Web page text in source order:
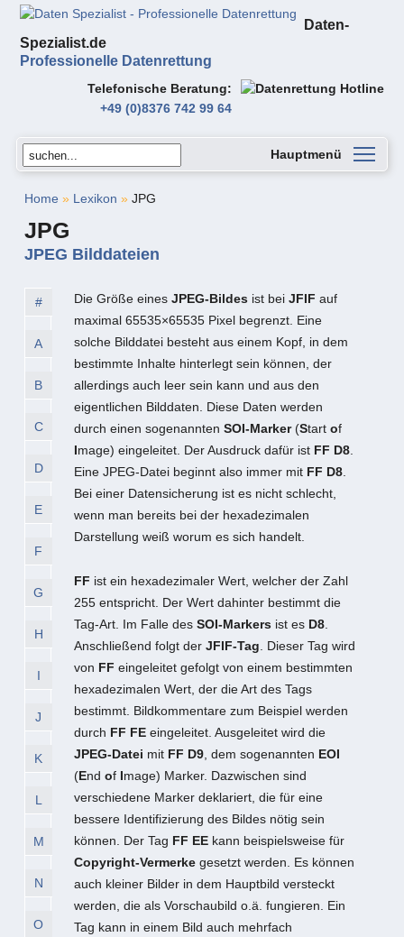
Daten-
Spezialist.de
Professionelle Datenrettung
Telefonische Beratung
+49 (0)8376 742 99 64
Hauptmenü
Home » Lexikon »JPG
JPG
JPEG Bilddateien
#
A
B
C
D
E
F
G
H
I
J
K
L
M
N
O
Die Größe eines JPEG-Bildesist bei JFIF auf
maximal 65535×65535 Pixel begrenzt. Eine
solche Bilddatei besteht aus einem Kopf, in dem
bestimmte Inhalte hinterlegt sein können, der
allerdings auch leer sein kann und aus den
eigentlichen Bilddaten. Diese Daten werden
durch einen sogenannten SOI-Marker(Start of
Image) eingeleitet. Der Ausdruck dafür ist FF D8.
Eine JPEG-Datei beginnt also immer mit FF D8.
Bei einer Datensicherung ist es nicht schlecht,
wenn man bereits bei der hexadezimalen
Darstellung weiß worum es sich handelt.
FF ist ein hexadezimaler Wert, welcher der Zahl
255 entspricht. Der Wert dahinter bestimmt die
Tag-Art. Im Falle des SOI-Markersist es D8.
Anschließend folgt der JFIF-Tag . Dieser Tag wird
von FF eingeleitet gefolgt von einem bestimmten
hexadezimalen Wert, der die Art des Tags
bestimmt. Bildkommentare zum Beispiel werden
durch FF FEeingeleitet. Ausgeleitet wird die
JPEG-Datei mit FF D9, dem sogenannten EOI
(End of Image) Marker. Dazwischen sind
verschiedene Marker deklariert, die für eine
bessere Identifizierung des Bildes nötig sein
können. Der Tag FF EEkann beispielsweise für
Copyright-Vermerkegesetzt werden. Es können
auch kleiner Bilder in dem Hauptbild versteckt
werden, die als Vorschaubild o.ä. fungieren. Ein
Tag kann in einem Bild auch mehrfach